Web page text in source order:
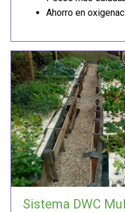
Ahorro en
Sistema DWC